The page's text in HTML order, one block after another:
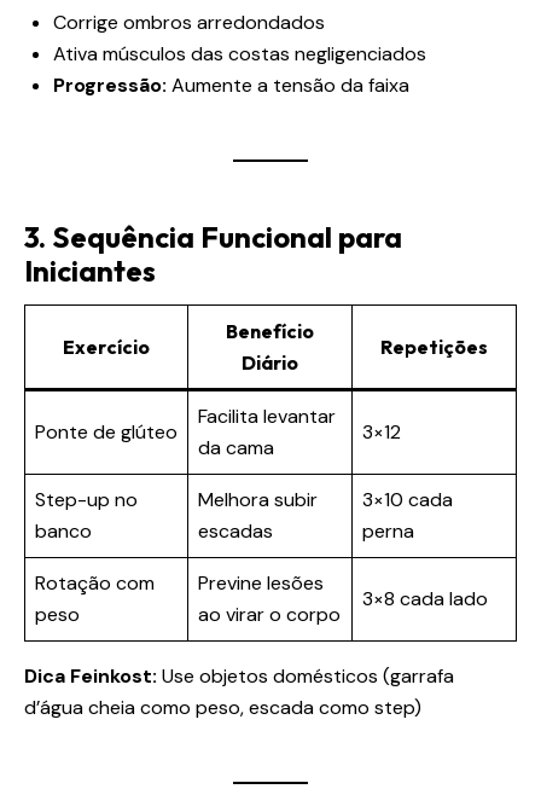
Corrige ombros arredondados
Ativa músculos das costas negligenciados
Progressão: Aumente a tensão da faixa
3. Sequência Funcional para
Iniciantes
Exercício
Benefício
Diário
Repetições
Ponte de glúteo
Facilita levantar
da cama
3×12
Step-up no
banco
Melhora subir
escadas
3×10 cada
perna
Rotação com
peso
Previne lesões
ao virar o corpo
3×8 cada lado
Dica Feinkost: Use objetos domésticos (garrafa
d’água cheia como peso, escada como step)